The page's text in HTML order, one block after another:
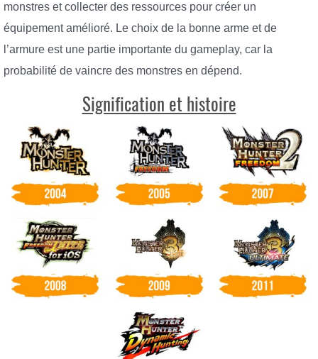
monstres et collecter des ressources pour créer un
équipement amélioré. Le choix de la bonne arme et de
l’armure est une partie importante du gameplay, car la
probabilité de vaincre des monstres en dépend.
Signification et histoire